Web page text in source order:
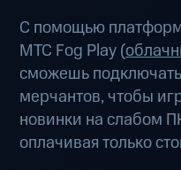
С помощью
МТС Fog Play (
сможешь
мерчантов, чтобы
новинки на слабом
оплачивая только